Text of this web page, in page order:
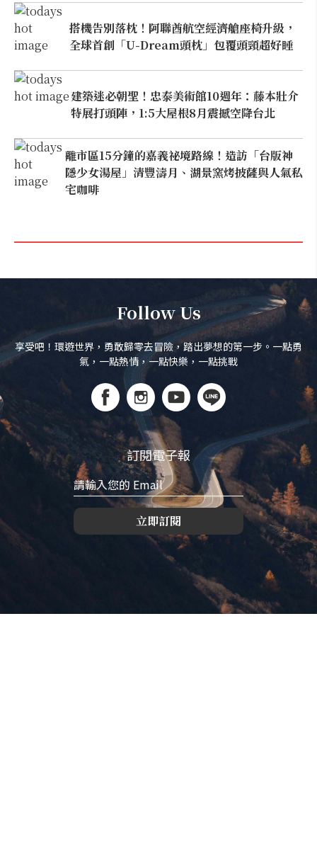
搭機告別落枕！阿聯酋航空經濟艙座椅升級，
全球首創「U-Dream頭枕」包覆頭頸超好睡
建築迷必朝聖！忠泰美術館10週年：藤本壯介
特展打頭陣，1:5大屋根8月震撼空降台北
離市區15分鐘的嘉義祕境路線！造訪「台版神
隱少女湯屋」清豐濤月、湖景窯烤披薩與人氣私
宅咖啡
Follow Us
享受吧！環遊世界，勇敢歸零去冒險，踏出夢想的第一步。一點勇
氣，一點熱情，一點快樂，一點挑戰
訂閱電子報
立即訂閱